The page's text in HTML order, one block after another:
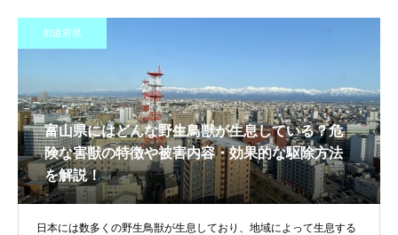
都道府県
富山県にはどんな野生鳥獣が生息している？危
険な害獣の特徴や被害内容・効果的な駆除方法
を解説！
日本には数多くの野生鳥獣が生息しており、地域によって生息する